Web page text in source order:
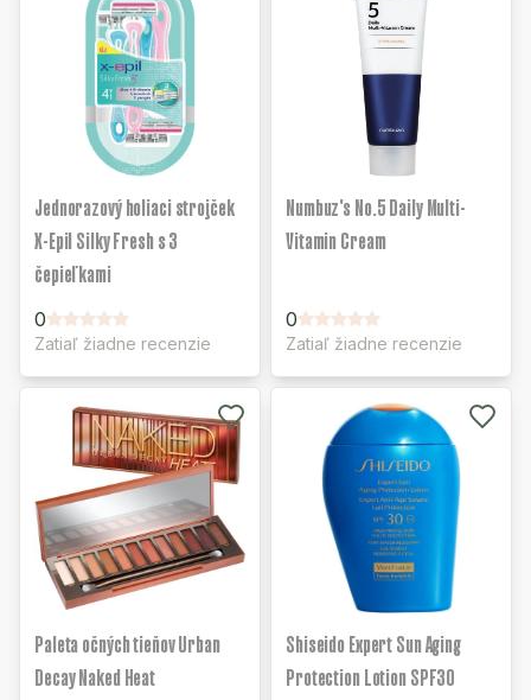
Jednorazový holiaci strojček
X-Epil Silky Fresh s 3
čepieľkami
0
Zatiaľ žiadne recenzie
Numbuz's No.5 Daily Multi-
Vitamin Cream
0
Zatiaľ žiadne recenzie
Paleta očných tieňov Urban
Decay Naked Heat
Shiseido Expert Sun Aging
Protection Lotion SPF30